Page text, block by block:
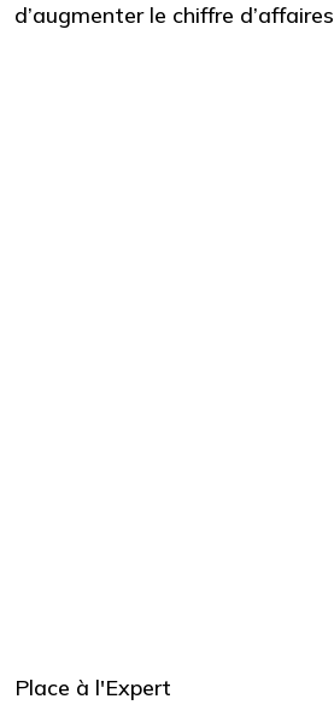
d’augmenter le chiffre d’affaires
Place à l'Expert